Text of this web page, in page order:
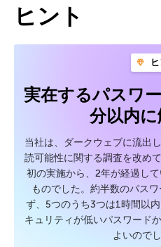
ヒント
実在するパスワ
分以内
当社は、ダークウェブに流出
読可能性に関する調査を改め
初の実施から、2年が経過し
ものでした。約半数のパス
ず、5つのうち3つは1時間以
キュリティが低いパスワード
よいので